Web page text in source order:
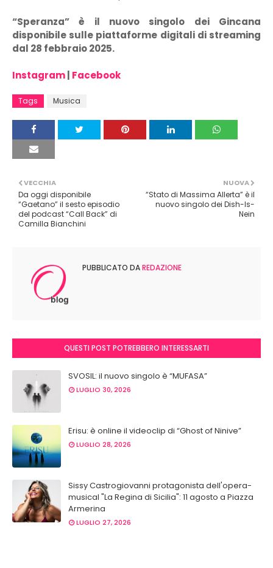
“Speranza” è il nuovo singolo dei Gincana
disponibile sulle piattaforme digitali di streaming
dal 28 febbraio 2025.
Instagram Facebook
Tags Musica
NUOVA
“Stato di Massima Allerta” è il
nuovo singolo dei Dish-Is-
Nein
VECCHIA
Da oggi disponibile
“Gaetano” il sesto episodio
del podcast “Call Back” di
Camilla Bianchini
PUBBLICATO DAREDAZIONE
QUESTI POST POTREBBERO INTERESSARTI
SVOSIL: il nuovo singolo è “MUFASA”
LUGLIO 30, 2026
Erisu: è online il videoclip di “Ghost of Ninive”
LUGLIO 28, 2026
Sissy Castrogiovanni protagonista dell'opera-
musical "La Regina di Sicilia": 11 agosto a Piazza
Armerina
LUGLIO 27, 2026